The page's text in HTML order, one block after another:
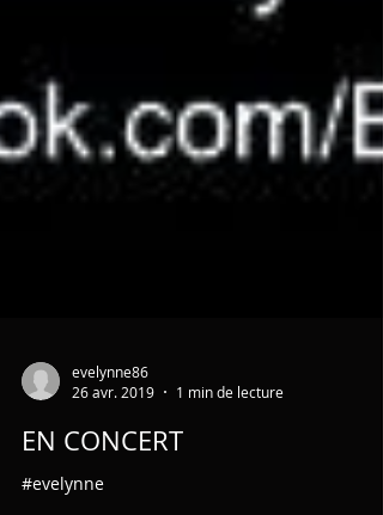
evelynne86
26 avr. 2019
1 min de lecture
EN CONCERT